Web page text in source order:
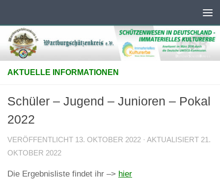
AKTUELLE INFORMATIONEN
Schüler – Jugend – Junioren – Pokal
2022
VERÖFFENTLICHT 13. OKTOBER 2022 · AKTUALISIERT 21.
OKTOBER 2022
Die Ergebnisliste findet ihr –> hier